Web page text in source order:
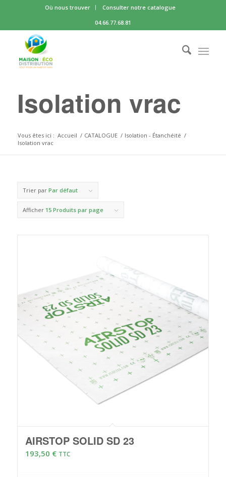
Où nous trouver
Consulter notre catalogue
04.66.77.68.81
Isolation vrac
Vous êtes ici : Accueil / CATALOGUE / Isolation - Étanchéité /
Isolation vrac
Trier par Par défaut
Afficher 15 Produits par page
AIRSTOP SOLID SD 23
193,50 € TTC